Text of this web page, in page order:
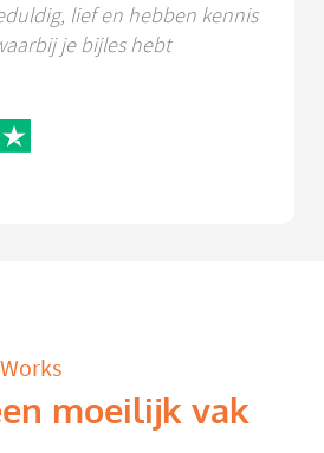
lief en hebben kennis
je bijles hebt
moeilijk vak